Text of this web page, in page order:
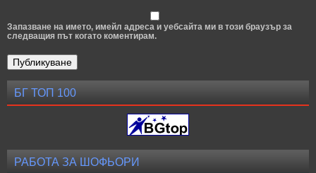
Запазване на името, имейл адреса и уебсайта ми в този браузър за
следващия път когато коментирам.
БГ ТОП 100
РАБОТА ЗА ШОФЬОРИ